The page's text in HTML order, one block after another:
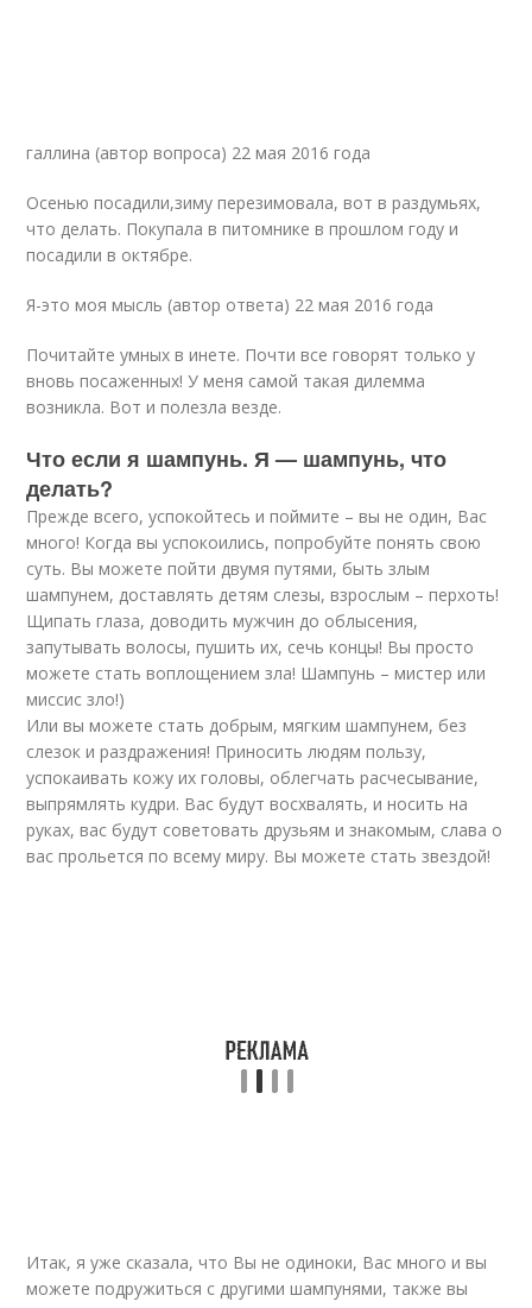
галлина (автор вопроса) 22 мая 2016 года
Осенью посадили,зиму перезимовала, вот в раздумьях,
что делать. Покупала в питомнике в прошлом году и
посадили в октябре.
Я-это моя мысль (автор ответа) 22 мая 2016 года
Почитайте умных в инете. Почти все говорят только у
вновь посаженных! У меня самой такая дилемма
возникла. Вот и полезла везде.
Что если я шампунь. Я — шампунь, что
делать?
Прежде всего, успокойтесь и поймите – вы не один, Вас
много! Когда вы успокоились, попробуйте понять свою
суть. Вы можете пойти двумя путями, быть злым
шампунем, доставлять детям слезы, взрослым – перхоть!
Щипать глаза, доводить мужчин до облысения,
запутывать волосы, пушить их, сечь концы! Вы просто
можете стать воплощением зла! Шампунь – мистер или
миссис зло!)
Или вы можете стать добрым, мягким шампунем, без
слезок и раздражения! Приносить людям пользу,
успокаивать кожу их головы, облегчать расчесывание,
выпрямлять кудри. Вас будут восхвалять, и носить на
руках, вас будут советовать друзьям и знакомым, слава о
вас прольется по всему миру. Вы можете стать звездой!
Итак, я уже сказала, что Вы не одиноки, Вас много и вы
можете подружиться с другими шампунями, также вы